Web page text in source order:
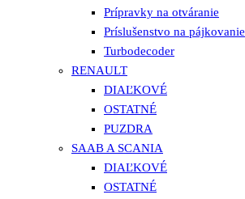
Prípravky na otváranie
Príslušenstvo na pájkovanie
Turbodecoder
RENAULT
DIAĽKOVÉ
OSTATNÉ
PUZDRA
SAAB A SCANIA
DIAĽKOVÉ
OSTATNÉ